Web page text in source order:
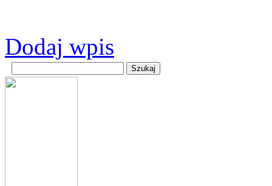
Dodaj wpis